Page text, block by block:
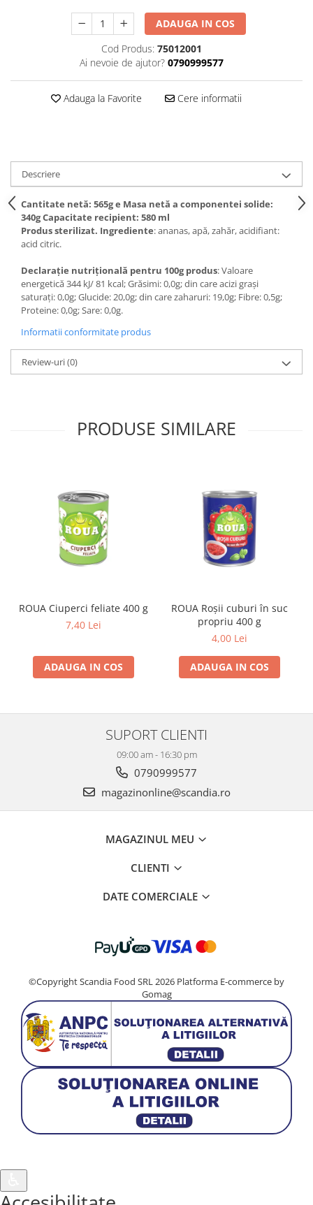
ADAUGA IN COS
Cod Produs: 75012001
Ai nevoie de ajutor? 0790999577
Adauga la Favorite Cere informatii
Descriere
Cantitate netă: 565g e Masa netă a componentei solide:
340g Capacitate recipient: 580 ml
Produs sterilizat. Ingrediente: ananas, apă, zahăr, acidifiant:
acid citric.
Declarație nutrițională pentru 100g produs: Valoare
energetică 344 kJ/ 81 kcal; Grăsimi: 0,0g; din care acizi grași
saturați: 0,0g; Glucide: 20,0g; din care zaharuri: 19,0g; Fibre: 0,5g;
Proteine: 0,0g; Sare: 0,0g.
Informatii conformitate produs
Review-uri(0)
PRODUSE SIMILARE
ROUA Ciuperci feliate 400 g
7,40 Lei
ADAUGA IN COS
ROUA Roșii cuburi în suc
propriu 400 g
4,00 Lei
ADAUGA IN COS
SUPORT CLIENTI
09:00 am - 16:30 pm
0790999577
magazinonline@scandia.ro
MAGAZINUL MEU
CLIENTI
DATE COMERCIALE
©Copyright Scandia Food SRL 2026 Platforma E-commerce by
Gomag